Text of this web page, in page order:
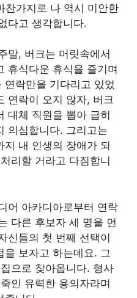
찬가지로 나 역시 미안한
다고 생각합니다.
말, 버크는 머릿속에서
휴식다운 휴식을 즐기며
락만을 기다리고 있었
연락이 오지 않자, 버크
대체 직원을 뽑아 급히
의심합니다. 그리고는
내 인생의 장애가 되
리할 거라고 다짐합니
어 아카디아로부터 연락
다른 후보자 세 명을 먼
신들의 첫 번째 선택이
을 보자고 하는데요. 그
으로 찾아옵니다. 형사
인 유력한 용의자라며